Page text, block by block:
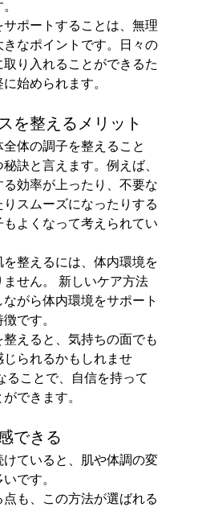
ポートすることは、無理
なポイントです。日々の
り入れることができるた
始められます。
を整えるメリット
体の調子を整えること
訣と言えます。例えば、
効率が上ったり、不要な
スムーズになったりする
よくなって考えられてい
を整えるには、体内環境を
せん。 新しいケア方法
がら体内環境をサポート
です。
えると、気持ちの面でも
られるかもしれませ
ることで、自信を持って
できます。
できる
ていると、肌や体調の変
です。
も、この方法が選ばれる